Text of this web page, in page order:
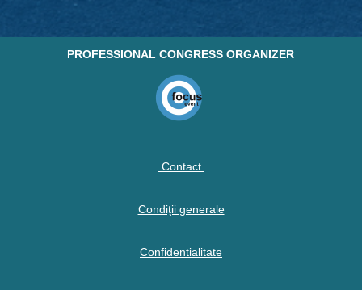
PROFESSIONAL CONGRESS ORGANIZER
Contact
Condiţii generale
Confidentialitate